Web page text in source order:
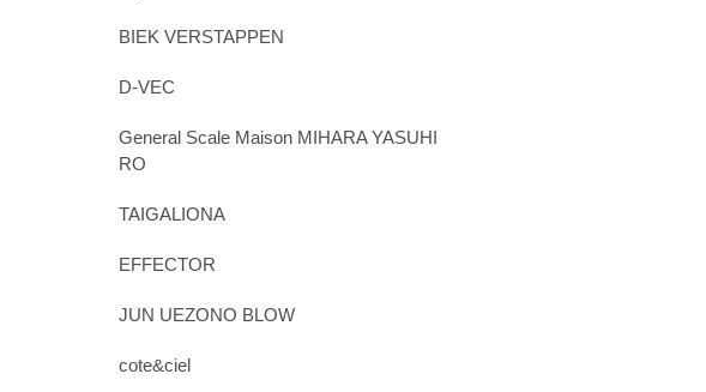
BIEK VERSTAPPEN
D-VEC
General Scale Maison MIHARA YASUHI
RO
TAIGALIONA
EFFECTOR
JUN UEZONO BLOW
cote&ciel